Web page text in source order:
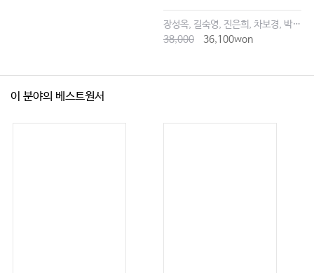
장성옥, 길숙영, 진은희, 차보경, 박창승, 김영희, 임세현, 김은재, 이해랑
38,000
36,100won
이 분야의 베스트원서